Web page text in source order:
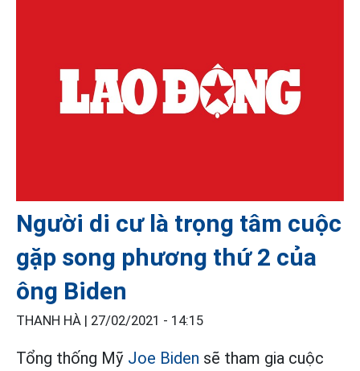
Người di cư là trọng tâm cuộc
gặp song phương thứ 2 của
ông Biden
THANH HÀ | 27/02/2021 - 14:15
Tổng thống Mỹ Joe Biden sẽ tham gia cuộc